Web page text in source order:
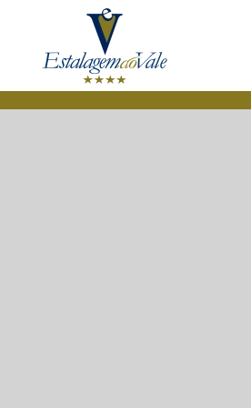
Saltar para o conteúdo principal